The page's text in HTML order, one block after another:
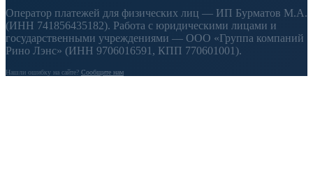
Оператор платежей для физических лиц — ИП Бурматов М.А.
(ИНН 741856435182). Работа с юридическими лицами и
государственными учреждениями — ООО «Группа компаний
Рино Лэнс» (ИНН 9706016591, КПП 770601001).
Нашли ошибку на сайте? Сообщите нам